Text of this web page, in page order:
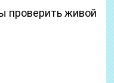
проверить живой